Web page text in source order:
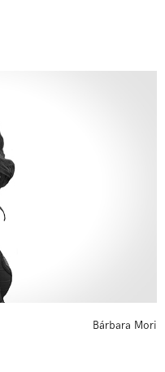
Bárbara Mori